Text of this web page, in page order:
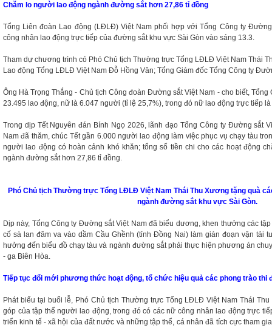
Chăm lo người lao động ngành đường sắt hơn 27,86 tỉ đồng
Tổng Liên đoàn Lao động (LĐLĐ) Việt Nam phối hợp với Tổng Công ty
công nhân lao động trực tiếp của đường sắt khu vực Sài Gòn vào sáng 13.3.
Tham dự chương trình có Phó Chủ tịch Thường trực Tổng LĐLĐ Việt Nam Thái
Lao động Tổng LĐLĐ Việt Nam Đỗ Hồng Vân; Tổng Giám đốc Tổng Công ty
Ông Hà Trọng Thắng - Chủ tịch Công đoàn Đường sắt Việt Nam - cho biết,
23.495 lao động, nữ là 6.047 người (tỉ lệ 25,7%), trong đó nữ lao động trực tiếp
Trong dịp Tết Nguyên đán Bính Ngọ 2026, lãnh đạo Tổng Công ty Đường sắt
Nam đã thăm, chúc Tết gần 6.000 người lao động làm việc phục vụ chạy tàu
người lao động có hoàn cảnh khó khăn; tổng số tiền chi cho các hoạt động
ngành đường sắt hơn 27,86 tỉ đồng.
Phó Chủ tịch Thường trực Tổng LĐLĐ Việt Nam Thái Thu Xương tặng quà
ngành đường sắt khu vực Sài Gòn.
Dịp này, Tổng Công ty Đường sắt Việt Nam đã biểu dương, khen thưởng các
cố sà lan đâm va vào dầm Cầu Ghềnh (tỉnh Đồng Nai) làm gián đoạn vận tải
hưởng đến biểu đồ chạy tàu và ngành đường sắt phải thực hiện phương án
- ga Biên Hòa.
Tiếp tục đổi mới phương thức hoạt động, tổ chức hiệu quả các phong trào thi
Phát biểu tại buổi lễ, Phó Chủ tịch Thường trực Tổng LĐLĐ Việt Nam Thái
góp của tập thể người lao động, trong đó có các nữ công nhân lao động trực
triển kinh tế - xã hội của đất nước và những tập thể, cá nhân đã tích cực tham